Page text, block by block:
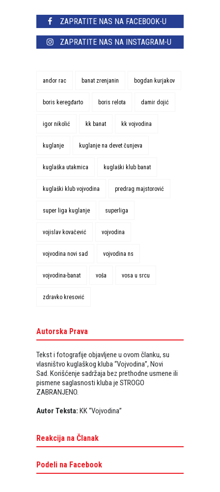
ZAPRATITE NAS NA FACEBOOK-U
ZAPRATITE NAS NA INSTAGRAM-U
andor rac banat zrenjanin bogdan kurjakov
boris keregđarto boris relota damir dojić
igor nikolić kk banat kk vojvodina
kuglanje kuglanje na devet čunjeva
kuglaška utakmica kuglaški klub banat
kuglaški klub vojvodina predrag majstorović
super liga kuglanje superliga
vojislav kovačević vojvodina
vojvodina novi sad vojvodina ns
vojvodina-banat voša vosa u srcu
zdravko kresović
Autorska Prava
Tekst i fotografije objavljene u ovom članku, su
vlasništvo kuglaškog kluba “Vojvodina”, Novi
Sad. Korišćenje sadržaja bez prethodne usmene ili
pismene saglasnosti kluba je STROGO
ZABRANJENO.
Autor Teksta: KK “Vojvodina”
Reakcija na Članak
Podeli na Facebook